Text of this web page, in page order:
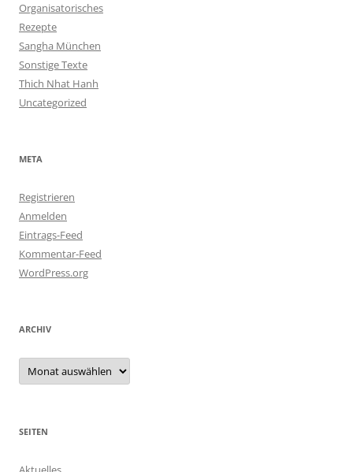
Organisatorisches
Rezepte
Sangha München
Sonstige Texte
Thich Nhat Hanh
Uncategorized
META
Registrieren
Anmelden
Eintrags-Feed
Kommentar-Feed
WordPress.org
ARCHIV
Archiv
SEITEN